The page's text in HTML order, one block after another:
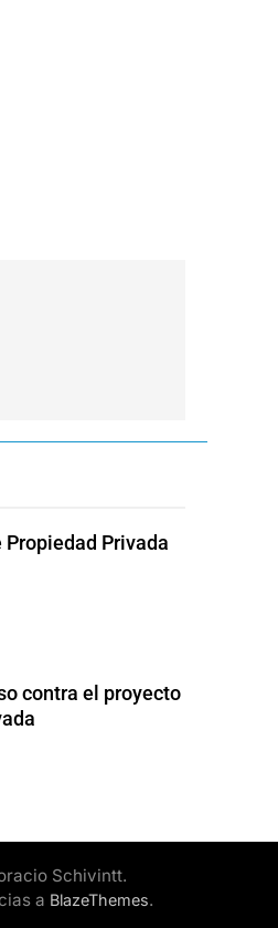
Privada
contra el proyecto
Schivintt.
a BlazeThemes.